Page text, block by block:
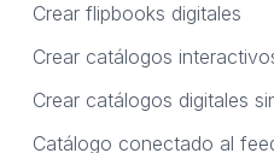
Crear flipbooks digitales
Crear catálogos
Crear catálogos digitales
Catálogo conectado al